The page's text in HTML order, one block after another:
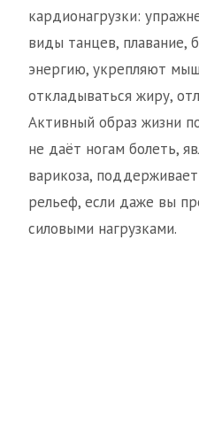
кардионагрузки:
виды танцев, плавание,
энергию, укрепляют
откладываться жиру,
Активный образ жизни
не даёт ногам болеть,
варикоза,
рельеф, если даже вы
силовыми нагрузками.